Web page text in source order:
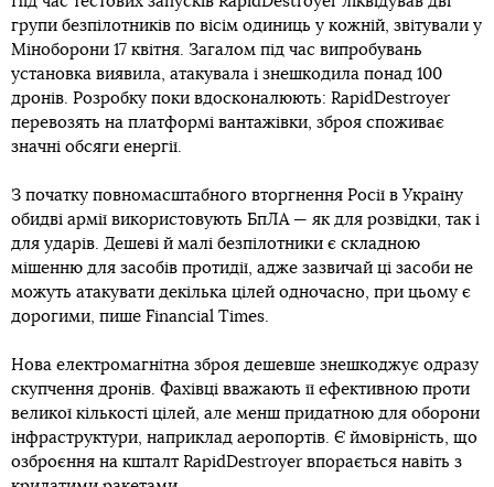
групи безпілотників по вісім одиниць у кожній, звітували у
Міноборони 17 квітня. Загалом під час випробувань
установка виявила, атакувала і знешкодила понад 100
дронів. Розробку поки вдосконалюють: RapidDestroyer
перевозять на платформі вантажівки, зброя споживає
значні обсяги енергії.
З початку повномасштабного вторгнення Росії в Україну
обидві армії використовують БпЛА — як для розвідки, так і
для ударів. Дешеві й малі безпілотники є складною
мішенню для засобів протидії, адже зазвичай ці засоби не
можуть атакувати декілька цілей одночасно, при цьому є
дорогими, пише Financial Times.
Нова електромагнітна зброя дешевше знешкоджує одразу
скупчення дронів. Фахівці вважають її ефективною проти
великої кількості цілей, але менш придатною для оборони
інфраструктури, наприклад аеропортів. Є ймовірність, що
озброєння на кшталт RapidDestroyer впорається навіть з